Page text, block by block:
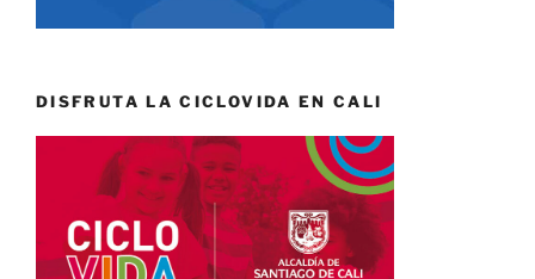
DISFRUTA LA CICLOVIDA EN CALI